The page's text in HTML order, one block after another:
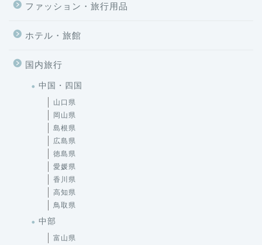
ファッション・旅行用品
ホテル・旅館
国内旅行
中国・四国
山口県
岡山県
島根県
広島県
徳島県
愛媛県
香川県
高知県
鳥取県
中部
富山県